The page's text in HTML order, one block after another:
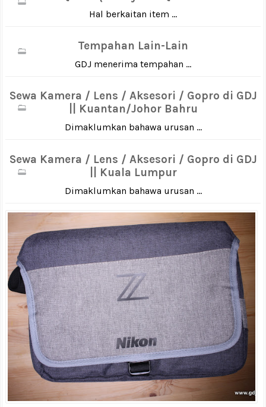
Hal berkaitan item ...
Tempahan Lain-Lain
GDJ menerima tempahan ...
Sewa Kamera / Lens / Aksesori / Gopro di GDJ
|| Kuantan/Johor Bahru
Dimaklumkan bahawa urusan ...
Sewa Kamera / Lens / Aksesori / Gopro di GDJ
|| Kuala Lumpur
Dimaklumkan bahawa urusan ...